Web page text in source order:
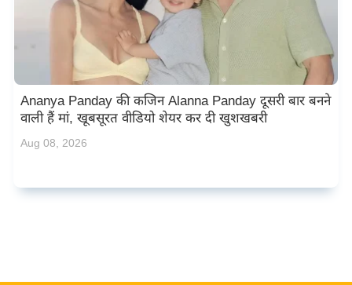
Ananya Panday की कजिन Alanna Panday दूसरी बार बनने
वाली हैं मां, खूबसूरत वीडियो शेयर कर दी खुशखबरी
Aug 08, 2026